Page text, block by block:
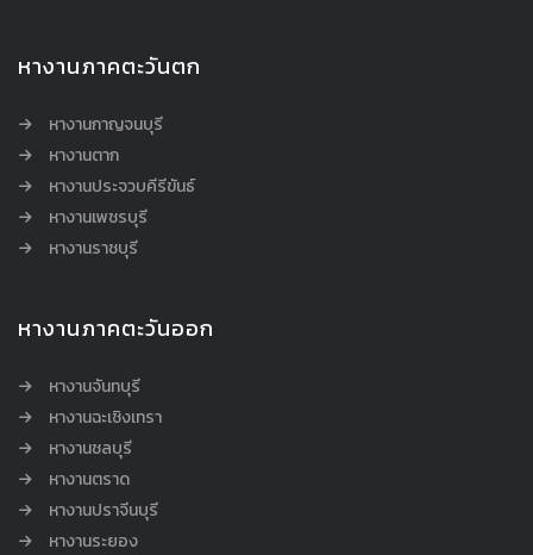
หางานภาคตะวันตก
หางานกาญจนบุรี
หางานตาก
หางานประจวบคีรีขันธ์
หางานเพชรบุรี
หางานราชบุรี
หางานภาคตะวันออก
หางานจันทบุรี
หางานฉะเชิงเทรา
หางานชลบุรี
หางานตราด
หางานปราจีนบุรี
หางานระยอง